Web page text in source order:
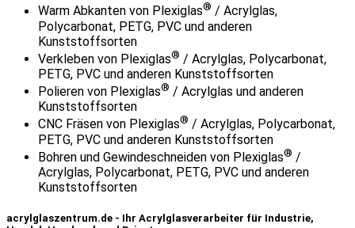
Warm Abkanten von Plexiglas® / Acrylglas,
Polycarbonat, PETG, PVC und anderen
Kunststoffsorten
Verkleben von Plexiglas® / Acrylglas, Polycarbonat,
PETG, PVC und anderen Kunststoffsorten
Polieren von Plexiglas® / Acrylglas und anderen
Kunststoffsorten
CNC Fräsen von Plexiglas® / Acrylglas, Polycarbonat,
PETG, PVC und anderen Kunststoffsorten
Bohren und Gewindeschneiden von Plexiglas® /
Acrylglas, Polycarbonat, PETG, PVC und anderen
Kunststoffsorten
acrylglaszentrum.de - Ihr Acrylglasverarbeiter für Industrie,